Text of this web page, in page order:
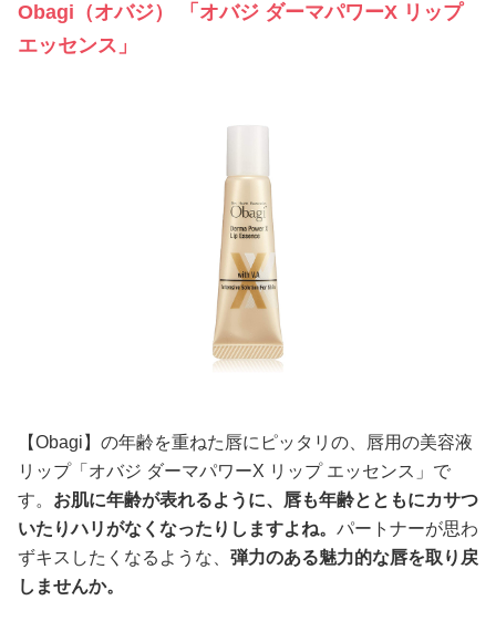
Obagi（オバジ） 「オバジ ダーマパワーX リップ
エッセンス」
【Obagi】の年齢を重ねた唇にピッタリの、唇用の美容液
リップ「オバジ ダーマパワーX リップ エッセンス」で
す。 お肌に年齢が表れるように、唇も年齢とともにカサつ
いたりハリがなくなったりしますよね。 パートナーが思わ
ずキスしたくなるような、 弾力のある魅力的な唇を取り戻
しませんか。